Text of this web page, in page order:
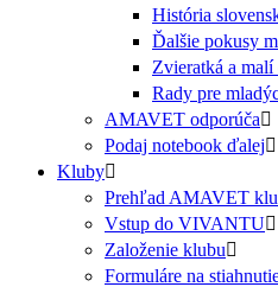
História
Ďalšie pokusy
Zvieratká a malí
Rady pre
AMAVET odporúča
Podaj notebook ďalej
Kluby
Prehľad AMAVET
Vstup do VIVANTU
Založenie klubu
Formuláre na